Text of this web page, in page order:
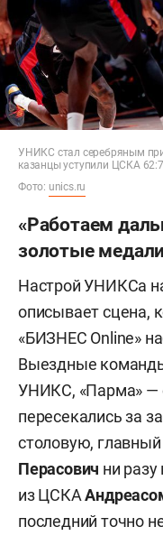
УНИКС стал серебряным
казанцы уступили ЦСКА
Фото: unics.ru
«Работаем
золотые
Настрой УНИКСа
описывает сцена,
«БИЗНЕС Online»
Выездные
УНИКС, «Парма» —
пересекались за
столовую,
Перасович ни разу
из ЦСКА
последний точно